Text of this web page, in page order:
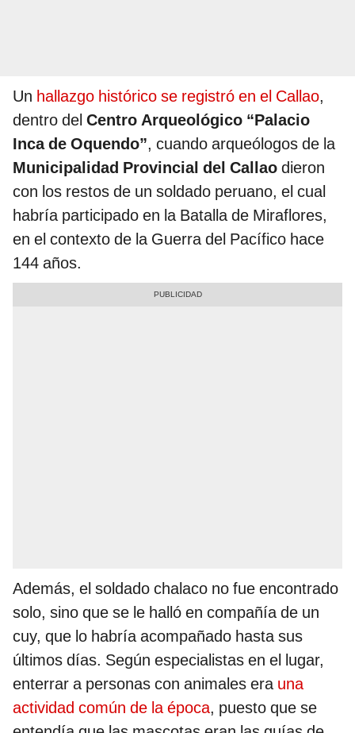
Un hallazgo histórico se registró en el Callao,
dentro del Centro Arqueológico “Palacio
Inca de Oquendo”, cuando arqueólogos de la
Municipalidad Provincial del Callao dieron
con los restos de un soldado peruano, el cual
habría participado en la Batalla de Miraflores,
en el contexto de la Guerra del Pacífico hace
144 años.
Además, el soldado chalaco no fue encontrado
solo, sino que se le halló en compañía de un
cuy, que lo habría acompañado hasta sus
últimos días. Según especialistas en el lugar,
enterrar a personas con animales era una
actividad común de la época, puesto que se